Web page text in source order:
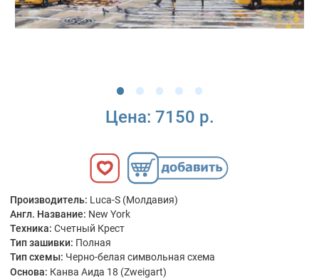
Цена: 7150 р.
Производитель: Luca-S (Молдавия)
Англ. Название: New York
Техника: Счетный Крест
Тип зашивки: Полная
Тип схемы: Черно-белая символьная схема
Основа: Канва Аида 18 (Zweigart)